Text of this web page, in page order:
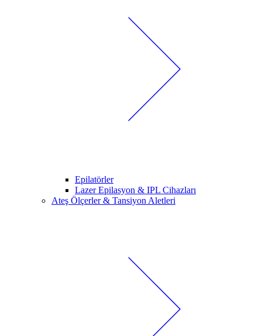
Epilatörler
Lazer Epilasyon & IPL Cihazları
Ateş Ölçerler & Tansiyon Aletleri